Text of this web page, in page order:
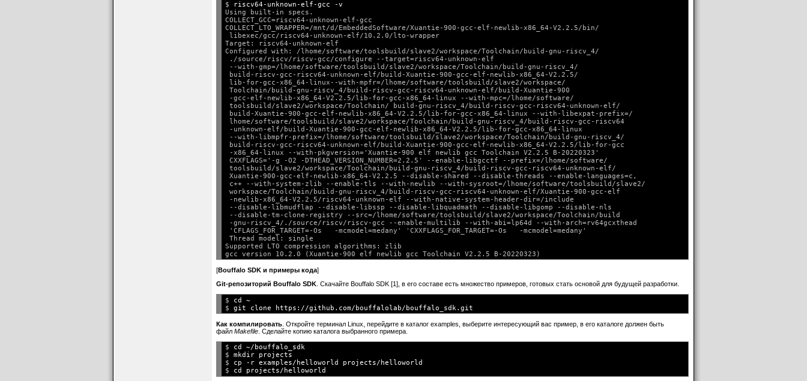
$
riscv64-unknown-elf-gcc -v
Using built-in specs.
COLLECT_GCC=riscv64-unknown-elf-gcc
COLLECT_LTO_WRAPPER=/mnt/d/EmbeddedSoftware/Xuantie-900-gcc-elf-newlib-x86_64-V2.2.5/bin/
libexec/gcc/riscv64-unknown-elf/10.2.0/lto-wrapper
Target: riscv64-unknown-elf
Configured with: /lhome/software/toolsbuild/slave2/workspace/Toolchain/build-gnu-riscv_4/
./source/riscv/riscv-gcc/configure --target=riscv64-unknown-elf
--with-gmp=/lhome/software/toolsbuild/slave2/workspace/Toolchain/build-gnu-riscv_4/
build-riscv-gcc-riscv64-unknown-elf/build-Xuantie-900-gcc-elf-newlib-x86_64-V2.2.5/
lib-for-gcc-x86_64-linux--with-mpfr=/lhome/software/toolsbuild/slave2/workspace/
Toolchain/build-gnu-riscv_4/build-riscv-gcc-riscv64-unknown-elf/build-Xuantie-900
-gcc-elf-newlib-x86_64-V2.2.5/lib-for-gcc-x86_64-linux --with-mpc=/lhome/software/
toolsbuild/slave2/workspace/Toolchain/ build-gnu-riscv_4/build-riscv-gcc-riscv64-unknown-elf/
build-Xuantie-900-gcc-elf-newlib-x86_64-V2.2.5/lib-for-gcc-x86_64-linux --with-libexpat-prefix=/
lhome/software/toolsbuild/slave2/workspace/Toolchain/build-gnu-riscv_4/build-riscv-gcc-riscv64
-unknown-elf/build-Xuantie-900-gcc-elf-newlib-x86_64-V2.2.5/lib-for-gcc-x86_64-linux
--with-libmpfr-prefix=/lhome/software/toolsbuild/slave2/workspace/Toolchain/build-gnu-riscv_4/
build-riscv-gcc-riscv64-unknown-elf/build-Xuantie-900-gcc-elf-newlib-x86_64-V2.2.5/lib-for-gcc
-x86_64-linux --with-pkgversion='Xuantie-900 elf newlib gcc Toolchain V2.2.5 B-20220323'
CXXFLAGS='-g -O2 -DTHEAD_VERSION_NUMBER=2.2.5' --enable-libgcctf --prefix=/lhome/software/
toolsbuild/slave2/workspace/Toolchain/build-gnu-riscv_4/build-riscv-gcc-riscv64-unknown-elf/
Xuantie-900-gcc-elf-newlib-x86_64-V2.2.5 --disable-shared --disable-threads --enable-languages=c,
c++ --with-system-zlib --enable-tls --with-newlib --with-sysroot=/lhome/software/toolsbuild/slave2/
workspace/Toolchain/build-gnu-riscv_4/build-riscv-gcc-riscv64-unknown-elf/Xuantie-900-gcc-elf
-newlib-x86_64-V2.2.5/riscv64-unknown-elf --with-native-system-header-dir=/include
--disable-libmudflap --disable-libssp --disable-libquadmath --disable-libgomp --disable-nls
--disable-tm-clone-registry --src=/lhome/software/toolsbuild/slave2/workspace/Toolchain/build
-gnu-riscv_4/./source/riscv/riscv-gcc --enable-multilib --with-abi=lp64d --with-arch=rv64gcxthead
'CFLAGS_FOR_TARGET=-Os   -mcmodel=medany' 'CXXFLAGS_FOR_TARGET=-Os   -mcmodel=medany'
Thread model: single
Supported LTO compression algorithms: zlib
[Bouffalo SDK и примеры кода]
Git-репозиторий Bouffalo SDK . Скачайте Bouffalo SDK [1], в его составе есть множество примеров, готовых стать основой для будущей разработки.
$ cd ~
$
Как компилировать . Откройте терминал Linux, перейдите в каталог examples, выберите интересующий вас пример, в его каталоге должен быть
файл Makefile . Сделайте копию каталога выбранного примера.
$ cd ~/bouffalo_sdk
$ mkdir projects
$ cp -r examples/helloworld projects/helloworld
$